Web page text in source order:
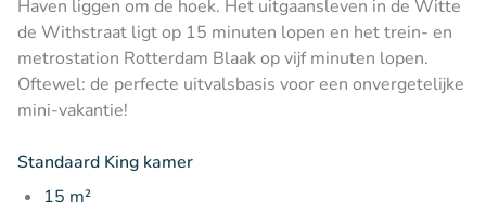
Haven liggen om de hoek. Het uitgaansleven in de Witte
de Withstraat ligt op 15 minuten lopen en het trein- en
metrostation Rotterdam Blaak op vijf minuten lopen.
Oftewel: de perfecte uitvalsbasis voor een onvergetelijke
mini-vakantie!
Standaard King kamer
15 m²